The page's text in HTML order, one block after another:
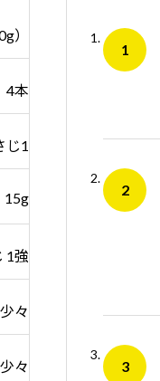
）
4本
じ1
15g
1強
少々
少々